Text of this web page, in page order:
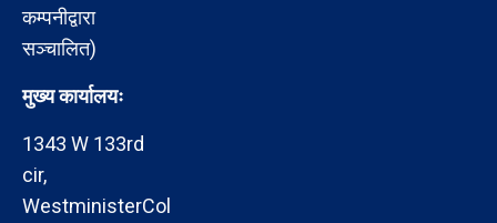
कम्पनीद्वारा
सञ्चालित)
मुख्य कार्यालयः
1343 W 133rd
cir,
WestministerCol